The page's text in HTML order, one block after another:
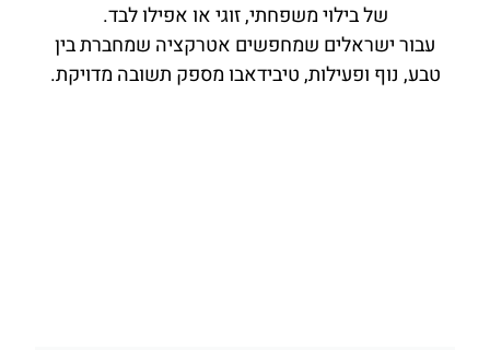
של בילוי משפחתי, זוגי או אפילו לבד.
עבור ישראלים שמחפשים אטרקציה שמחברת בין
טבע, נוף ופעילות, טיבידאבו מספק תשובה מדויקת.